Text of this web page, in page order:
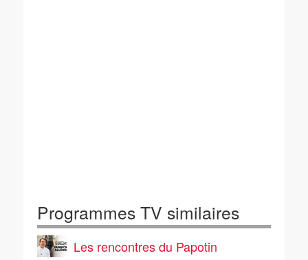
Programmes TV similaires
Les rencontres du Papotin